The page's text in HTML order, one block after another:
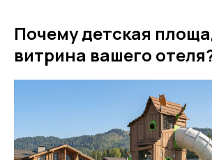
Почему детская
витрина вашего